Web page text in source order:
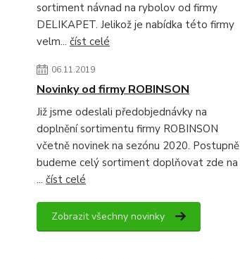
sortiment návnad na rybolov od firmy
DELIKAPET. Jelikož je nabídka této firmy
velm... číst celé
06.11.2019
Novinky od firmy ROBINSON
Již jsme odeslali předobjednávky na
doplnění sortimentu firmy ROBINSON
včetně novinek na sezónu 2020. Postupně
budeme celý sortiment doplňovat zde na
... číst celé
Zobrazit všechny novinky